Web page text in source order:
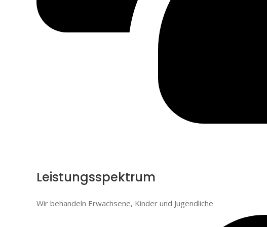
Leistungsspektrum
Wir behandeln Erwachsene, Kinder und Jugendliche